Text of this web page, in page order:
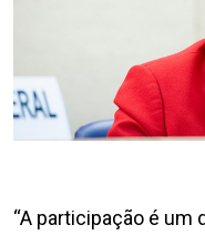
“A participação é um